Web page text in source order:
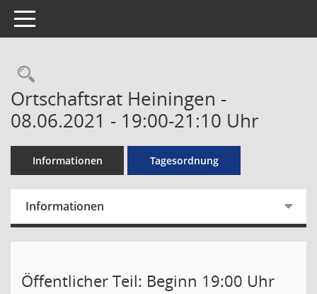
Toggle navigation
Rechercheauswahl
Ortschaftsrat Heiningen -
08.06.2021 - 19:00-21:10 Uhr
Informationen Tagesordnung
Informationen
Öffentlicher Teil: Beginn 19:00 Uhr